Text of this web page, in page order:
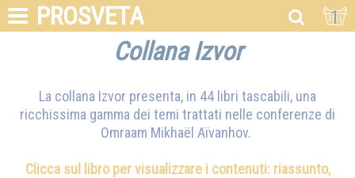
PROSVETA 1
Collana Izvor
La collana Izvor presenta, in 44 libri tascabili, una
ricchissima gamma dei temi trattati nelle conferenze di
Omraam Mikhaël Aïvanhov.
Clicca sul libro per visualizzare i contenuti: riassunto,